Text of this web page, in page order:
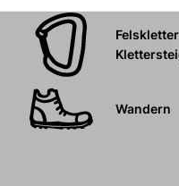
Wandern